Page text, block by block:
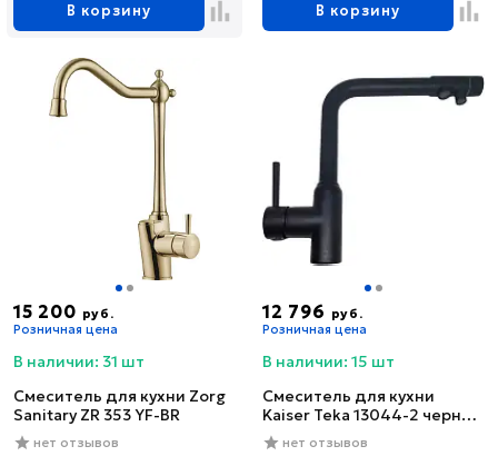
В корзину В корзину
15 200 руб.
Розничная цена
В наличии: 31 шт
Смеситель для кухни Zorg
Sanitary ZR 353 YF-BR
нет отзывов
12 796 руб.
Розничная цена
В наличии: 15 шт
Смеситель для кухни
Kaiser Teka 13044-2 черный
глянцевый
нет отзывов